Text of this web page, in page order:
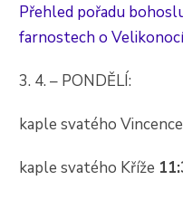
Přehled pořadu
farnostech o
3. 4. – PONDĚLÍ:
kaple svatého Vincence
kaple svatého Kříže